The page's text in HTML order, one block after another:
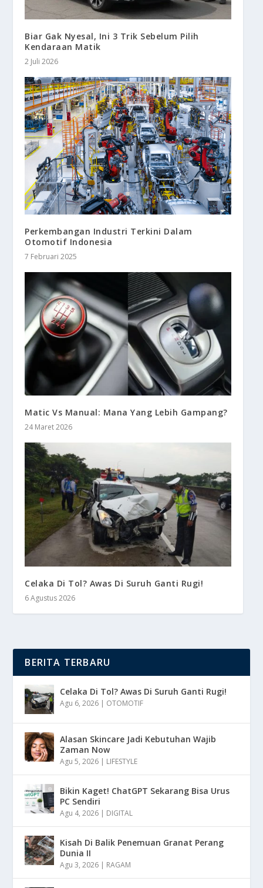
Biar Gak Nyesal, Ini 3 Trik Sebelum Pilih
Kendaraan Matik
2 Juli 2026
Perkembangan Industri Terkini Dalam
Otomotif Indonesia
7 Februari 2025
Matic Vs Manual: Mana Yang Lebih Gampang?
24 Maret 2026
Celaka Di Tol? Awas Di Suruh Ganti Rugi!
6 Agustus 2026
BERITA TERBARU
Celaka Di Tol? Awas Di Suruh Ganti Rugi!
Agu 6, 2026 | OTOMOTIF
Alasan Skincare Jadi Kebutuhan Wajib
Zaman Now
Agu 5, 2026 | LIFESTYLE
Bikin Kaget! ChatGPT Sekarang Bisa Urus
PC Sendiri
Agu 4, 2026 | DIGITAL
Kisah Di Balik Penemuan Granat Perang
Dunia II
Agu 3, 2026 | RAGAM